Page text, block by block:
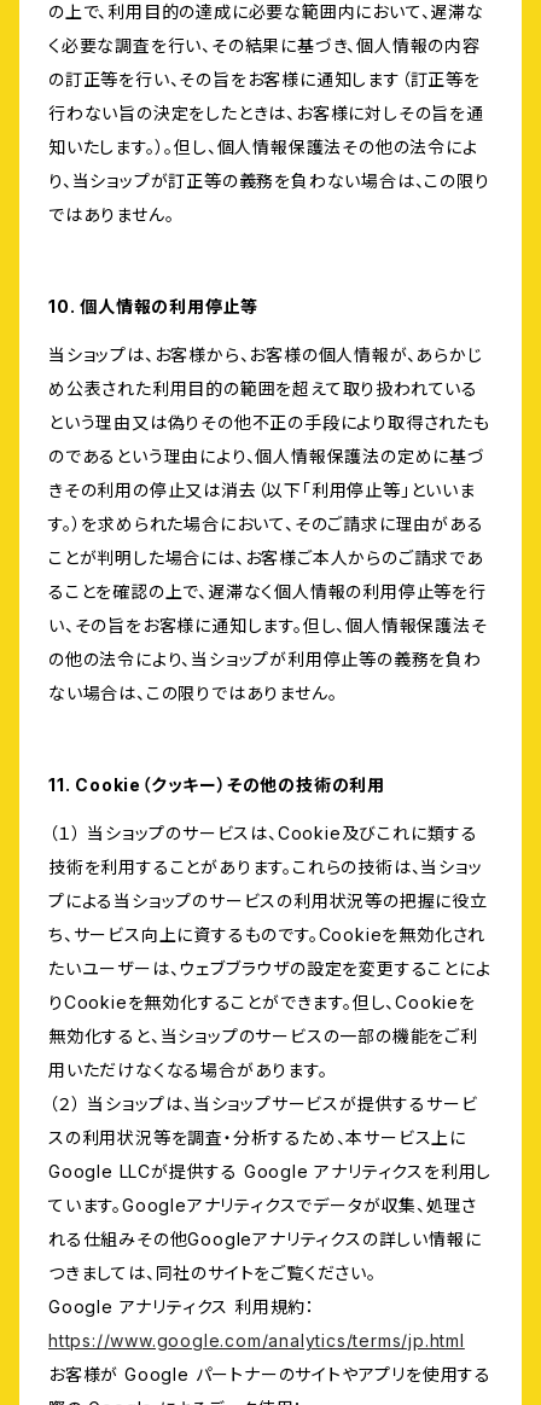
の上で、利用目的の達成に必要な範囲内において、遅滞な
く必要な調査を行い、その結果に基づき、個人情報の内容
の訂正等を行い、その旨をお客様に通知します（訂正等を
行わない旨の決定をしたときは、お客様に対しその旨を通
知いたします。）。但し、個人情報保護法その他の法令によ
り、当ショップが訂正等の義務を負わない場合は、この限り
ではありません。
10. 個人情報の利用停止等
当ショップは、お客様から、お客様の個人情報が、あらかじ
め公表された利用目的の範囲を超えて取り扱われている
という理由又は偽りその他不正の手段により取得されたも
のであるという理由により、個人情報保護法の定めに基づ
きその利用の停止又は消去（以下「利用停止等」といいま
す。）を求められた場合において、そのご請求に理由がある
ことが判明した場合には、お客様ご本人からのご請求であ
ることを確認の上で、遅滞なく個人情報の利用停止等を行
い、その旨をお客様に通知します。但し、個人情報保護法そ
の他の法令により、当ショップが利用停止等の義務を負わ
ない場合は、この限りではありません。
11. Cookie（クッキー）その他の技術の利用
（１） 当ショップのサービスは、Cookie及びこれに類する
技術を利用することがあります。これらの技術は、当ショッ
プによる当ショップのサービスの利用状況等の把握に役立
ち、サービス向上に資するものです。Cookieを無効化され
たいユーザーは、ウェブブラウザの設定を変更することによ
りCookieを無効化することができます。但し、Cookieを
無効化すると、当ショップのサービスの一部の機能をご利
用いただけなくなる場合があります。
（２） 当ショップは、当ショップサービスが提供するサービ
スの利用状況等を調査・分析するため、本サービス上に
Google LLCが提供する Google アナリティクスを利用し
ています。Googleアナリティクスでデータが収集、処理さ
れる仕組みその他Googleアナリティクスの詳しい情報に
つきましては、同社のサイトをご覧ください。
Google アナリティクス 利用規約：
https://www.google.com/analytics/terms/jp.html
お客様が Google パートナーのサイトやアプリを使用する